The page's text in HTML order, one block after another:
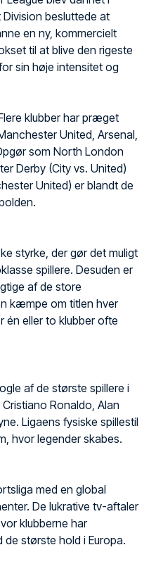
besluttede at
en ny, kommercielt
til at blive den rigeste
sin høje intensitet og
klubber har præget
United, Arsenal,
som North London
Derby (City vs. United)
United) er blandt de
styrke, der gør det muligt
spillere. Desuden er
af de store
kæmpe om titlen hver
eller to klubber ofte
af de største spillere i
Ronaldo, Alan
Ligaens fysiske spillestil
hvor legender skabes.
med en global
De lukrative tv-aftaler
klubberne har
største hold i Europa.